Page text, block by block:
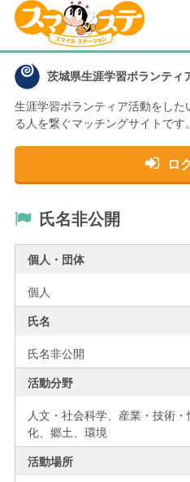
茨城県生涯学習ボランティ
生涯学習ボランティア活動をした
る人を繋ぐマッチングサイトです。
ロ
氏名非公開
個人・団体
個人
氏名
氏名非公開
活動分野
人文・社会科学、産業・技術
化、郷土、環境
活動場所